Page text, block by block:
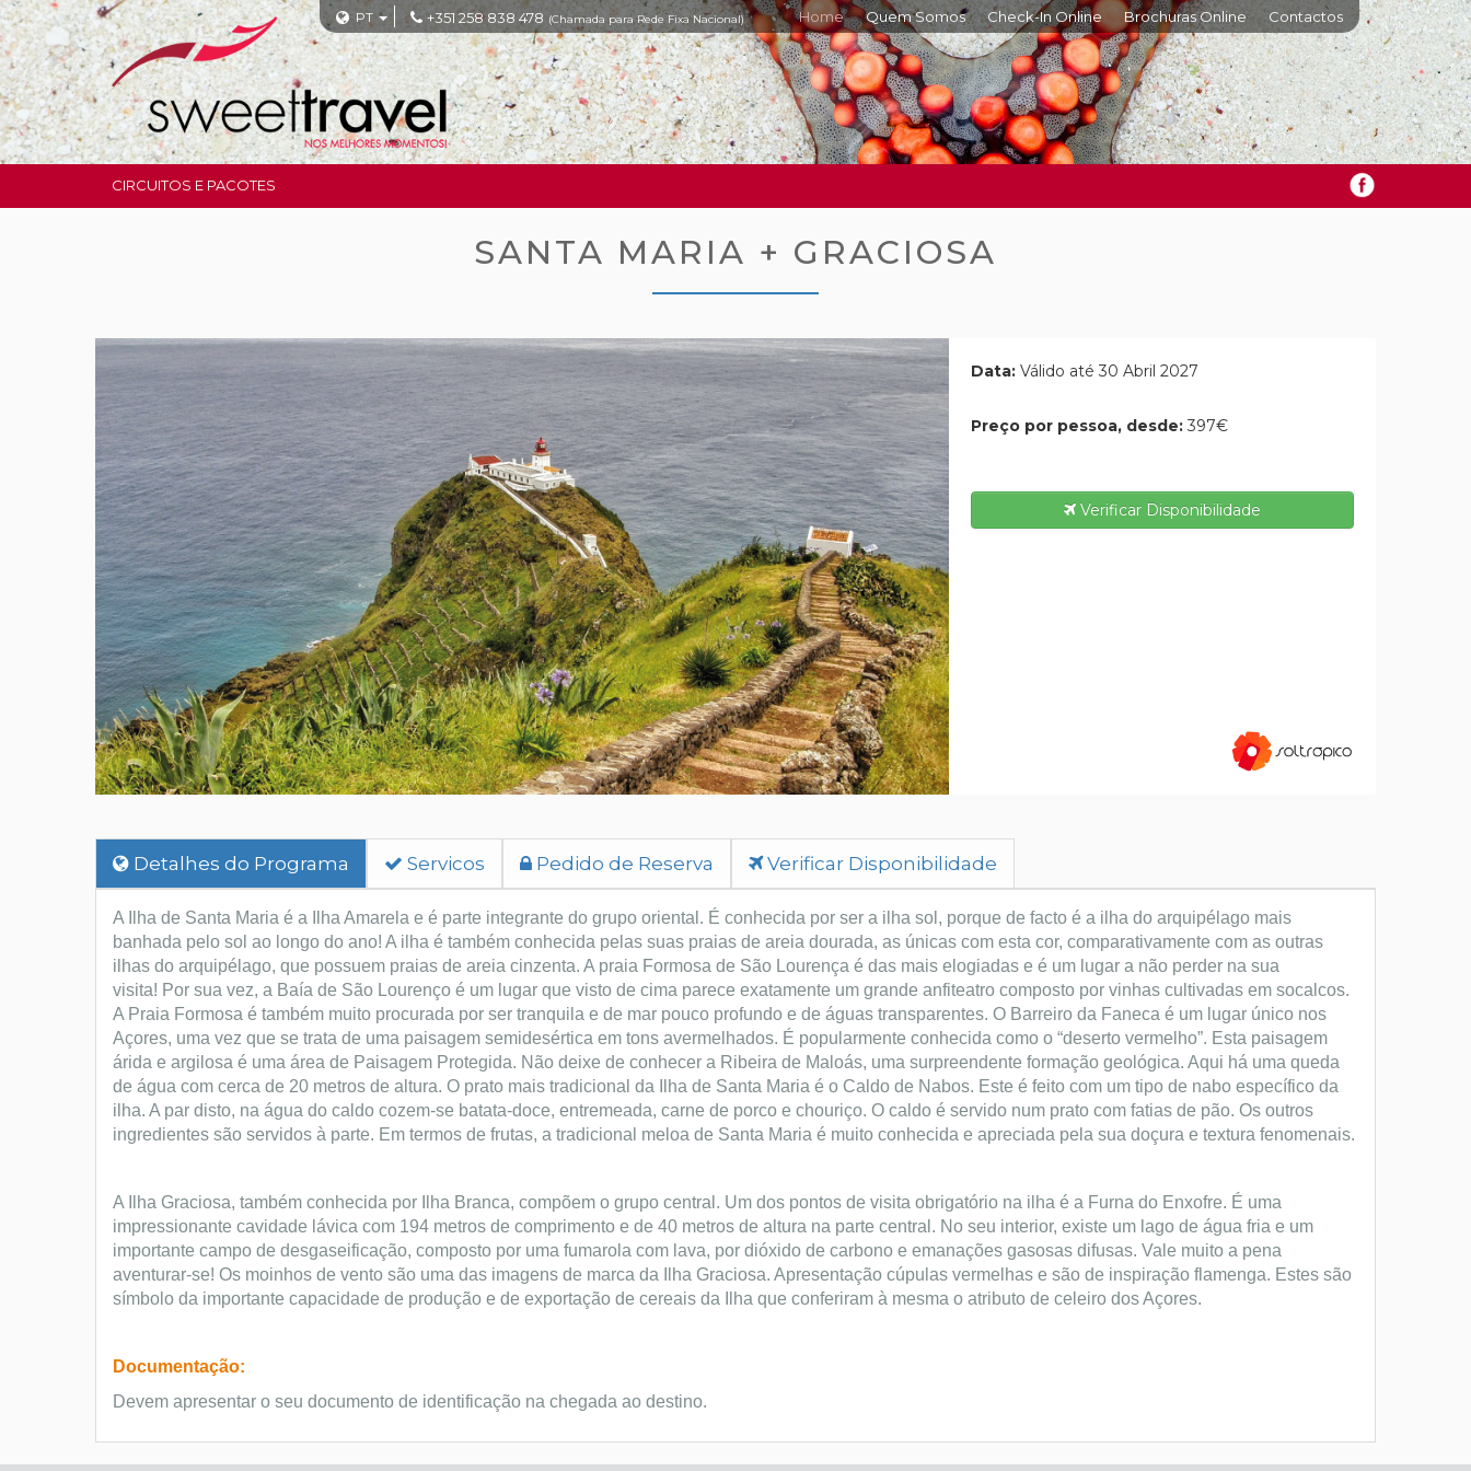
PT +351 258 838 478 (Chamada para Rede Fixa Nacional) Home Quem Somos Check-In Online Brochuras Online Contactos
CIRCUITOS E PACOTES
SANTA MARIA + GRACIOSA
Data: Válido até 30 Abril 2027
Preço por pessoa, desde: 397€
Verificar Disponibilidade
Detalhes do Programa Servicos Pedido de Reserva Verificar Disponibilidade
A Ilha de Santa Maria é a Ilha Amarela e é parte integrante do grupo oriental. É conhecida por ser a ilha sol, porque de facto é a ilha do arquipélago mais
banhada pelo sol ao longo do ano! A ilha é também conhecida pelas suas praias de areia dourada, as únicas com esta cor, comparativamente com as outras
ilhas do arquipélago, que possuem praias de areia cinzenta. A praia Formosa de São Lourença é das mais elogiadas e é um lugar a não perder na sua
visita! Por sua vez, a Baía de São Lourenço é um lugar que visto de cima parece exatamente um grande anfiteatro composto por vinhas cultivadas em socalcos.
A Praia Formosa é também muito procurada por ser tranquila e de mar pouco profundo e de águas transparentes. O Barreiro da Faneca é um lugar único nos
Açores, uma vez que se trata de uma paisagem semidesértica em tons avermelhados. É popularmente conhecida como o “deserto vermelho”. Esta paisagem
árida e argilosa é uma área de Paisagem Protegida. Não deixe de conhecer a Ribeira de Maloás, uma surpreendente formação geológica. Aqui há uma queda
de água com cerca de 20 metros de altura. O prato mais tradicional da Ilha de Santa Maria é o Caldo de Nabos. Este é feito com um tipo de nabo específico da
ilha. A par disto, na água do caldo cozem-se batata-doce, entremeada, carne de porco e chouriço. O caldo é servido num prato com fatias de pão. Os outros
ingredientes são servidos à parte. Em termos de frutas, a tradicional meloa de Santa Maria é muito conhecida e apreciada pela sua doçura e textura fenomenais.
A Ilha Graciosa, também conhecida por Ilha Branca, compõem o grupo central. Um dos pontos de visita obrigatório na ilha é a Furna do Enxofre. É uma
impressionante cavidade lávica com 194 metros de comprimento e de 40 metros de altura na parte central. No seu interior, existe um lago de água fria e um
importante campo de desgaseificação, composto por uma fumarola com lava, por dióxido de carbono e emanações gasosas difusas. Vale muito a pena
aventurar-se! Os moinhos de vento são uma das imagens de marca da Ilha Graciosa. Apresentação cúpulas vermelhas e são de inspiração flamenga. Estes são
símbolo da importante capacidade de produção e de exportação de cereais da Ilha que conferiram à mesma o atributo de celeiro dos Açores.
Documentação:
Devem apresentar o seu documento de identificação na chegada ao destino.